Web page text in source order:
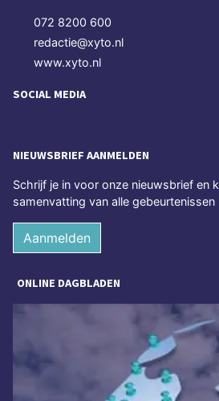
072 8200 600
redactie@xyto.nl
www.xyto.nl
SOCIAL MEDIA
NIEUWSBRIEF AANMELDEN
Schrijf je in voor onze nieuwsbrief en
samenvatting van alle
Aanmelden
ONLINE DAGBLADEN